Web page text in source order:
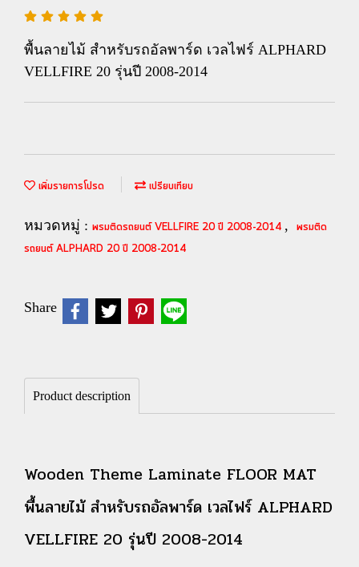
พื้นลายไม้ สำหรับรถอัลพาร์ด เวลไฟร์ ALPHARD
VELLFIRE 20 รุ่นปี 2008-2014
เพิ่มรายการโปรด เปรียบเทียบ
หมวดหมู่ : พรมติดรถยนต์ VELLFIRE 20 ปี 2008-2014 , พรมติด
รถยนต์ ALPHARD 20 ปี 2008-2014
Share
Product description
Wooden Theme Laminate FLOOR MAT
พื้นลายไม้ สำหรับรถอัลพาร์ด เวลไฟร์ ALPHARD
VELLFIRE 20 รุ่นปี 2008-2014